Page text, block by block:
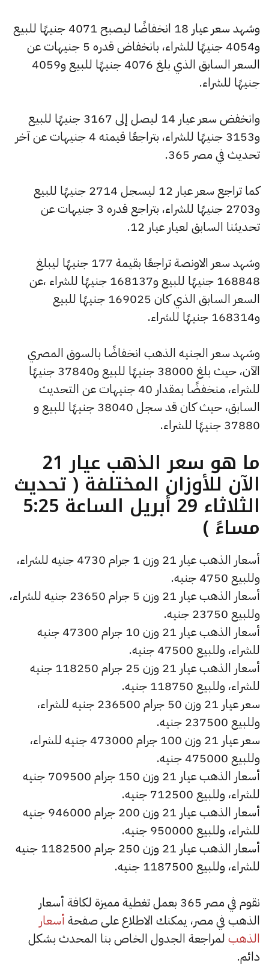
وشهد سعر عيار 18 انخفاضًا ليصبح 4071 جنيهًا للبيع
و4054 جنيهًا للشراء، بانخفاض قدره 5 جنيهات عن
السعر السابق الذي بلغ 4076 جنيهًا للبيع و4059
جنيهًا للشراء.
وانخفض سعر عيار 14 ليصل إلى 3167 جنيهًا للبيع
و3153 جنيهًا للشراء، بتراجعًا قيمته 4 جنيهات عن آخر
تحديث في مصر 365.
كما تراجع سعر عيار 12 ليسجل 2714 جنيهًا للبيع
و2703 جنيهًا للشراء، بتراجع قدره 3 جنيهات عن
تحديثنا السابق لعيار عيار 12.
وشهد سعر الاونصة تراجعًا بقيمة 177 جنيهًا ليبلغ
168848 جنيهًا للبيع و168137 جنيهًا للشراء ،عن
السعر السابق الذي كان 169025 جنيهًا للبيع
و168314 جنيهًا للشراء.
وشهد سعر الجنيه الذهب انخفاضًا بالسوق المصري
الآن، حيث بلغ 38000 جنيهًا للبيع و37840 جنيهًا
للشراء، منخفضًا بمقدار 40 جنيهات عن التحديث
السابق، حيث كان قد سجل 38040 جنيهًا للبيع و
37880 جنيهًا للشراء.
ما هو سعر الذهب عيار 21
الآن للأوزان المختلفة ( تحديث
الثلاثاء 29 أبريل الساعة 5:25
مساءً )
أسعار الذهب عيار 21 وزن 1 جرام 4730 جنيه للشراء،
وللبيع 4750 جنيه.
أسعار الذهب عيار 21 وزن 5 جرام 23650 جنيه للشراء،
وللبيع 23750 جنيه.
أسعار الذهب عيار 21 وزن 10 جرام 47300 جنيه
للشراء، وللبيع 47500 جنيه.
أسعار الذهب عيار 21 وزن 25 جرام 118250 جنيه
للشراء، وللبيع 118750 جنيه.
سعر عيار 21 وزن 50 جرام 236500 جنيه للشراء،
وللبيع 237500 جنيه.
سعر عيار 21 وزن 100 جرام 473000 جنيه للشراء،
وللبيع 475000 جنيه.
أسعار الذهب عيار 21 وزن 150 جرام 709500 جنيه
للشراء، وللبيع 712500 جنيه.
أسعار الذهب عيار 21 وزن 200 جرام 946000 جنيه
للشراء، وللبيع 950000 جنيه.
أسعار الذهب عيار 21 وزن 250 جرام 1182500 جنيه
للشراء، وللبيع 1187500 جنيه.
نقوم في مصر 365 بعمل تغطية مميزة لكافة أسعار
الذهب في مصر، يمكنك الاطلاع على صفحة أسعار
الذهب لمراجعة الجدول الخاص بنا المحدث بشكل
دائم.